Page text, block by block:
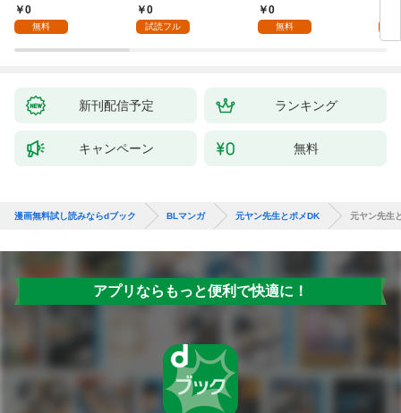
側～(1)
0
無料
0
試読フル
ブ～(1)
0
無料
新刊配信予定 ランキング
キャンペーン 無料
漫画無料試し読みならdブック BLマンガ 元ヤン先生とポメDK 元ヤン先生
アプリならもっと便利で快適に！